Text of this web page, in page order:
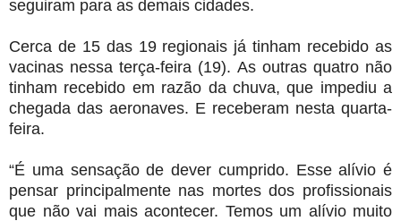
seguiram para as demais cidades.
Cerca de 15 das 19 regionais já tinham recebido as
vacinas nessa terça-feira (19). As outras quatro não
tinham recebido em razão da chuva, que impediu a
chegada das aeronaves. E receberam nesta quarta-
feira.
“É uma sensação de dever cumprido. Esse alívio é
pensar principalmente nas mortes dos profissionais
que não vai mais acontecer. Temos um alívio muito